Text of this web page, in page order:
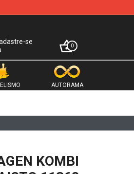
se
0
AUTORAMA
KOMBI